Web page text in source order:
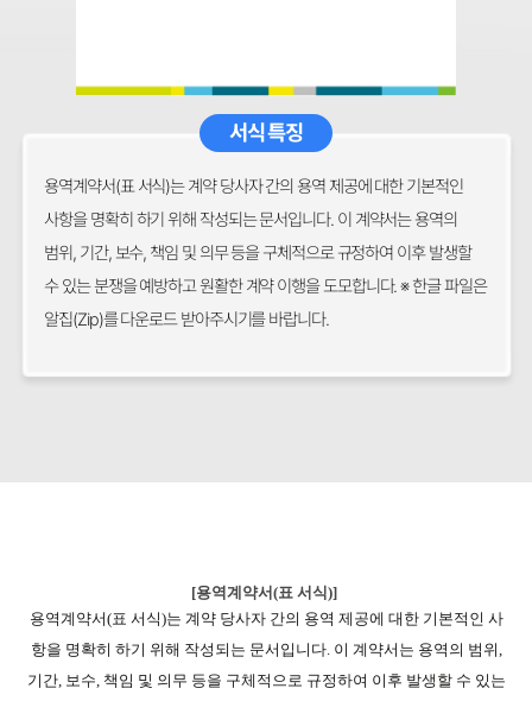
서식 특징
용역계약서(표 서식)는 계약 당사자 간의 용역 제공에 대한 기본적인
사항을 명확히 하기 위해 작성되는 문서입니다. 이 계약서는 용역의
범위, 기간, 보수, 책임 및 의무 등을 구체적으로 규정하여 이후 발생할
수 있는 분쟁을 예방하고 원활한 계약 이행을 도모합니다. ※ 한글 파일은
알집(Zip)를 다운로드 받아주시기를 바랍니다.
[용역계약서(표 서식)]
용역계약서(표 서식)는 계약 당사자 간의 용역 제공에 대한 기본적인 사
항을 명확히 하기 위해 작성되는 문서입니다. 이 계약서는 용역의 범위,
기간, 보수, 책임 및 의무 등을 구체적으로 규정하여 이후 발생할 수 있는